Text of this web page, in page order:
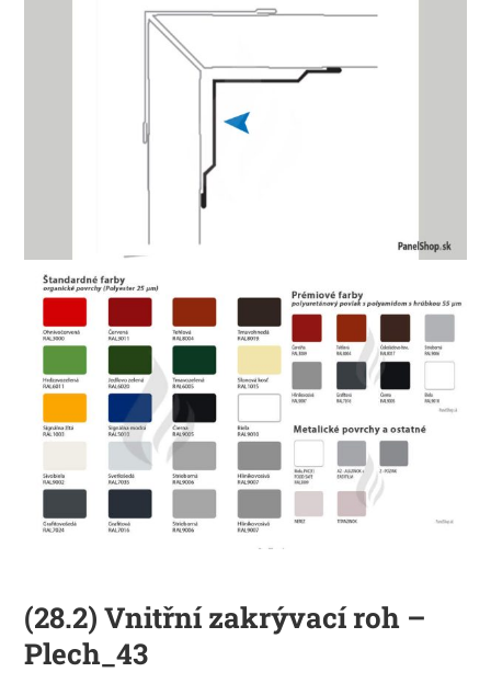
(28.2) Vnitřní zakrývací roh –
Plech_43